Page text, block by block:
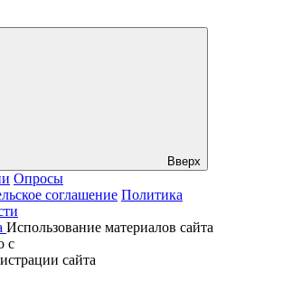
Вверх
Опросы
соглашение Политика
Использование материалов сайта
с
сайта